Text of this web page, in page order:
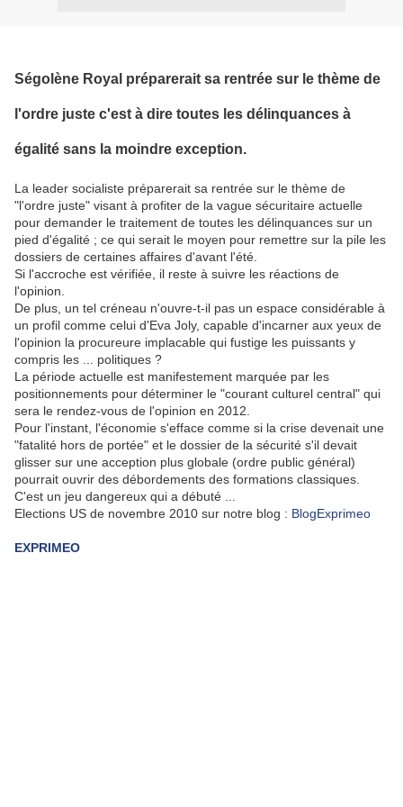
Ségolène Royal préparerait sa rentrée sur le thème de
l'ordre juste c'est à dire toutes les délinquances à
égalité sans la moindre exception.
La leader socialiste préparerait sa rentrée sur le thème de
"l'ordre juste" visant à profiter de la vague sécuritaire actuelle
pour demander le traitement de toutes les délinquances sur un
pied d'égalité ; ce qui serait le moyen pour remettre sur la pile les
dossiers de certaines affaires d'avant l'été.
Si l'accroche est vérifiée, il reste à suivre les réactions de
l'opinion.
De plus, un tel créneau n'ouvre-t-il pas un espace considérable à
un profil comme celui d'Eva Joly, capable d'incarner aux yeux de
l'opinion la procureure implacable qui fustige les puissants y
compris les ... politiques ?
La période actuelle est manifestement marquée par les
positionnements pour déterminer le "courant culturel central" qui
sera le rendez-vous de l'opinion en 2012.
Pour l'instant, l'économie s'efface comme si la crise devenait une
"fatalité hors de portée" et le dossier de la sécurité s'il devait
glisser sur une acception plus globale (ordre public général)
pourrait ouvrir des débordements des formations classiques.
C'est un jeu dangereux qui a débuté ...
Elections US de novembre 2010 sur notre blog : BlogExprimeo
EXPRIMEO